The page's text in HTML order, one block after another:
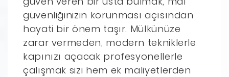
güvenliğinizin korunması açısından
hayati bir önem taşır. Mülkünüze
zarar vermeden, modern tekniklerle
kapınızı açacak profesyonellerle
çalışmak sizi hem ek maliyetlerden